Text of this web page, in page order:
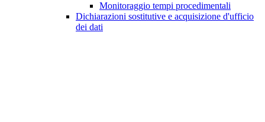
Monitoraggio tempi procedimentali
Dichiarazioni sostitutive e acquisizione d'ufficio
dei dati